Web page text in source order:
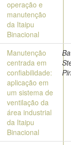
operação e
manutenção
da Itaipu
Binacional
Manutenção
centrada em
confiabilidade:
aplicação em
um sistema de
ventilação da
área industrial
da Itaipu
Binacional